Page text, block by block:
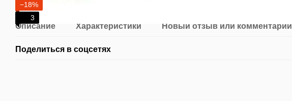
−18%
3
Описание Характеристики Новый отзыв или комментарий
Поделиться в соцсетях